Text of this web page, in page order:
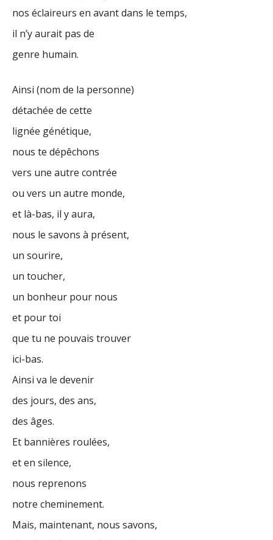
nos éclaireurs en avant dans le temps,
il n’y aurait pas de
genre humain.
Ainsi (nom de la personne)
détachée de cette
lignée génétique,
nous te dépêchons
vers une autre contrée
ou vers un autre monde,
et là-bas, il y aura,
nous le savons à présent,
un sourire,
un toucher,
un bonheur pour nous
et pour toi
que tu ne pouvais trouver
ici-bas.
Ainsi va le devenir
des jours, des ans,
des âges.
Et bannières roulées,
et en silence,
nous reprenons
notre cheminement.
Mais, maintenant, nous savons,